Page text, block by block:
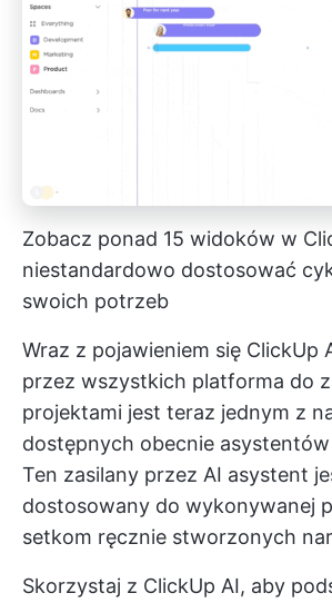
Zobacz ponad 15 widoków w
niestandardowo dostosować
swoich potrzeb
Wraz z pojawieniem się ClickUp
przez wszystkich platforma do
projektami jest teraz jednym z
dostępnych obecnie
Ten zasilany przez AI asystent
dostosowany do wykonywanej
setkom ręcznie stworzonych
Skorzystaj z ClickUp AI, aby